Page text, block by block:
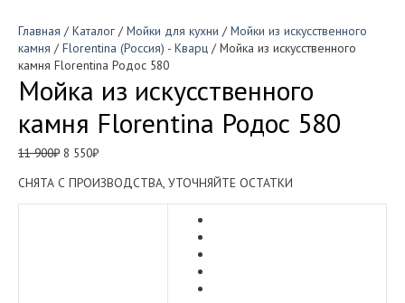
Главная / Каталог / Мойки для кухни / Мойки из искусственного
камня / Florentina (Россия) - Кварц / Мойка из искусственного
камня Florentina Родос 580
Мойка из искусственного
камня Florentina Родос 580
11 900₽ Первоначальная
составляла
11
8 550₽Текущая
8
550₽.
СНЯТА С ПРОИЗВОДСТВА, УТОЧНЯЙТЕ ОСТАТКИ